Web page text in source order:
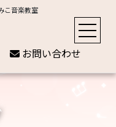
こ音楽教室
お問い合わせ